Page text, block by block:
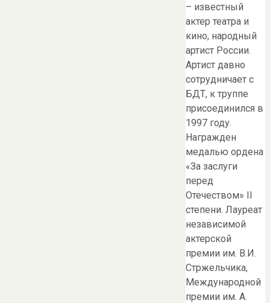
– известный
актер театра и
кино, народный
артист России.
Артист давно
сотрудничает с
БДТ, к труппе
присоединился в
1997 году.
Награжден
медалью ордена
«За заслуги
перед
Отечеством» II
степени. Лауреат
независимой
актерской
премии им. В.И.
Стржельчика,
Международной
премии им. А.